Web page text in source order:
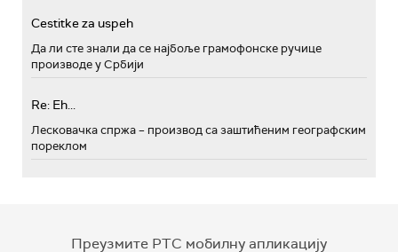
Cestitke za uspeh
Да ли сте знали да се најбоље грамофонске ручице
производе у Србији
Re: Eh...
Лесковачка спржа – производ са заштићеним географским
пореклом
Преузмите РТС мобилну апликацију